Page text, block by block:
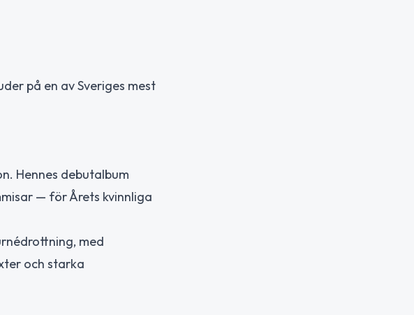
på en av Sveriges mest
Hennes debutalbum
— för Årets kvinnliga
med
och starka